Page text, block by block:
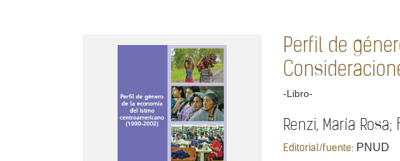
Perfil de
-Libro-
Renzi, María
Editorial/fuente: PNUD